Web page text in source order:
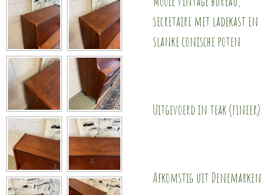
secretaire met ladekast en
slanke conische poten.
Uitgevoerd in teak (fineer).
Afkomstig uit Denemarken.